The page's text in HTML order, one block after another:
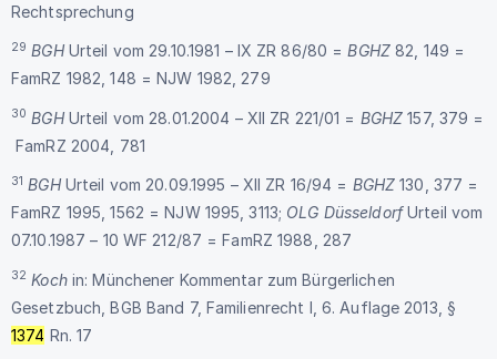
Rechtsprechung
29 BGHUrteil vom 29.10.1981 – IX ZR 86/80 =BGHZ82, 149 =
FamRZ 1982, 148 = NJW 1982, 279
30 BGHUrteil vom 28.01.2004 – XII ZR 221/01 = BGHZ 157, 379 =
FamRZ 2004, 781
31 BGHUrteil vom 20.09.1995 – XII ZR 16/94 = BGHZ 130, 377 =
FamRZ 1995, 1562 = NJW 1995, 3113; OLG DüsseldorfUrteil vom
07.10.1987 – 10 WF 212/87 = FamRZ 1988, 287
32 Kochin: Münchener Kommentar zum Bürgerlichen
Gesetzbuch, BGB Band 7, Familienrecht I, 6. Auflage 2013, §
1374 Rn. 17